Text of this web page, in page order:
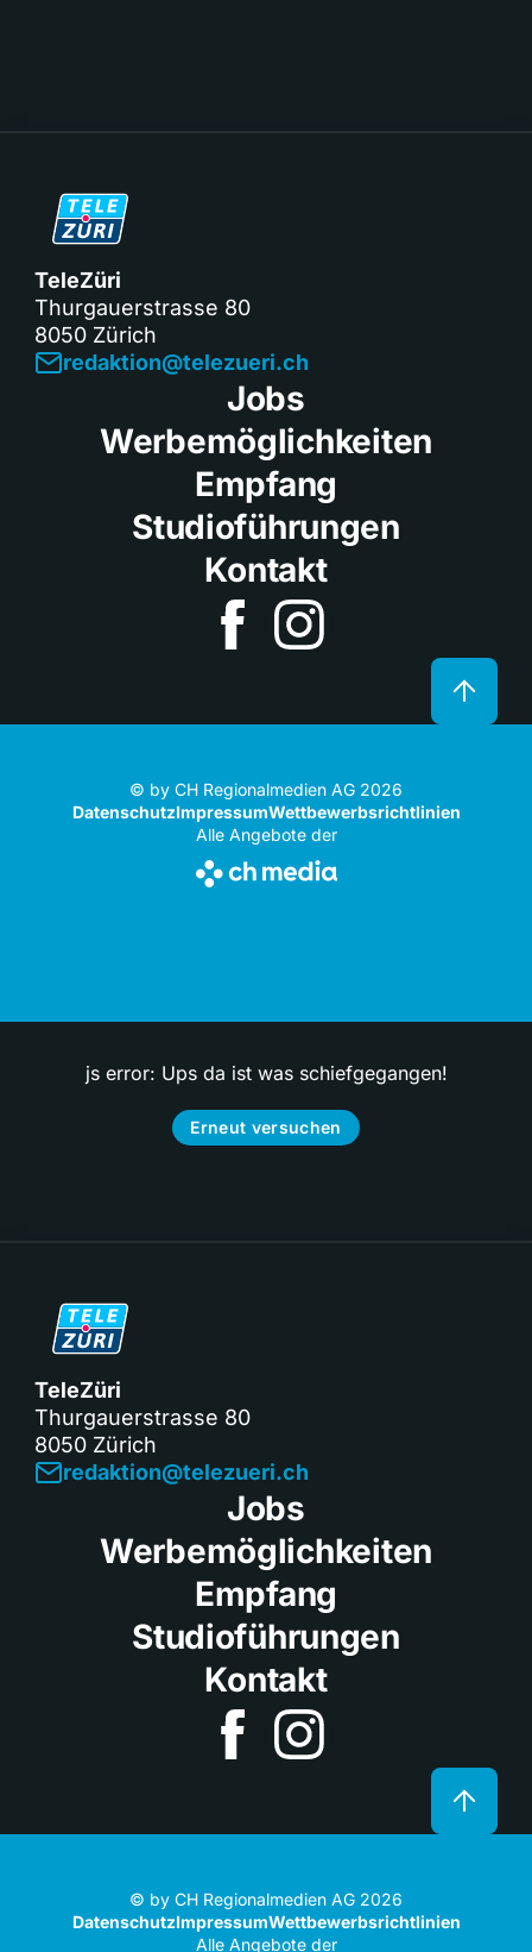
TeleZüri
Thurgauerstrasse 80
8050 Zürich
redaktion@telezueri.ch
Jobs
Werbemöglichkeiten
Empfang
Studioführungen
Kontakt
© by CH Regionalmedien AG 2026
DatenschutzImpressumWettbewerbsrichtlinien
Alle Angebote der
js error: Ups da ist was schiefgegangen!
Erneut versuchen
TeleZüri
Thurgauerstrasse 80
8050 Zürich
redaktion@telezueri.ch
Jobs
Werbemöglichkeiten
Empfang
Studioführungen
Kontakt
© by CH Regionalmedien AG 2026
DatenschutzImpressumWettbewerbsrichtlinien
Alle Angebote der